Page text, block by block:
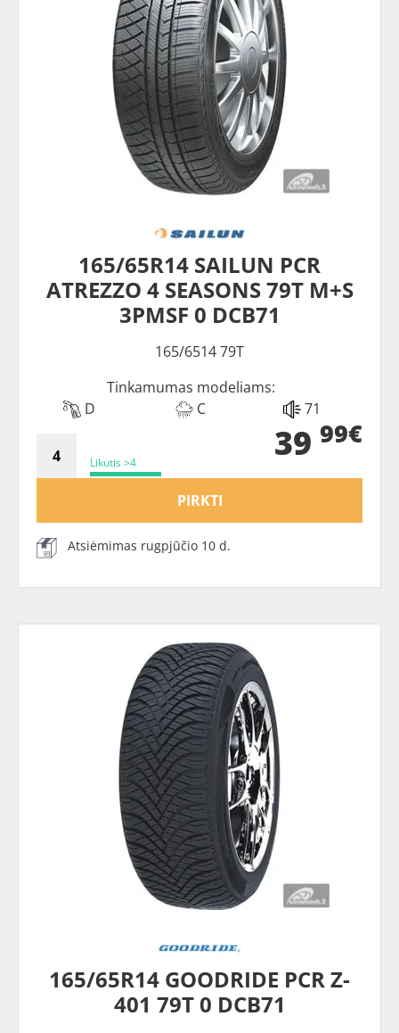
165/65R14 SAILUN PCR
ATREZZO 4 SEASONS 79T M+S
3PMSF 0 DCB71
165/6514 79T
Tinkamumas modeliams:
D
C 71
Likutis >4 39 99€
PIRKTI
Atsiėmimas rugpjūčio 10 d.
165/65R14 GOODRIDE PCR Z-
401 79T 0 DCB71